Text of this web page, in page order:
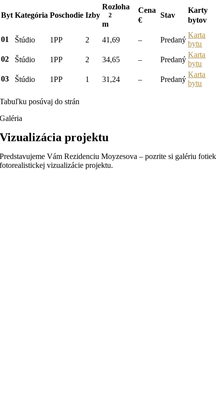
Byt Kategória Poschodie Izby
Rozloha
m
2
Cena
€
Stav
Karty
bytov
01 Štúdio 1PP 2 41,69 – Predaný
Karta
bytu
02
Štúdio 1PP 2 34,65 – Predaný
Karta
bytu
03
Štúdio 1PP 1 31,24 – Predaný
Karta
bytu
Tabuľku posúvaj do strán
Galéria
Vizualizácia projektu
Predstavujeme Vám Rezidenciu Moyzesova – pozrite si galériu fotiek
fotorealistickej vizualizácie projektu.